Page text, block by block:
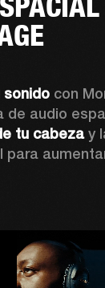
sonido con
tu cabeza y
para